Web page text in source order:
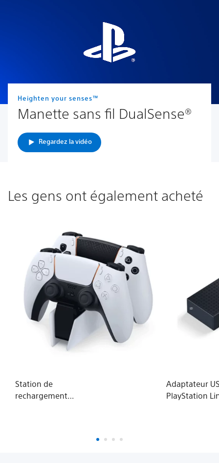
Heighten your senses™
Manette sans fil DualSense®
Regardez la vidéo
Les gens ont également acheté
Station de
rechargement
Adaptateur
PlayStation